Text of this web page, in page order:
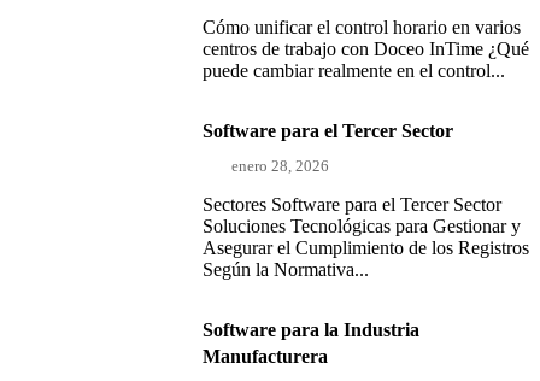
Cómo unificar el control horario en varios
centros de trabajo con Doceo InTime ¿Qué
puede cambiar realmente en el control...
Software para el Tercer Sector
enero 28, 2026
Sectores Software para el Tercer Sector
Soluciones Tecnológicas para Gestionar y
Asegurar el Cumplimiento de los Registros
Según la Normativa...
Software para la Industria
Manufacturera